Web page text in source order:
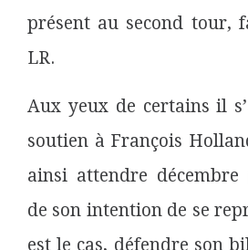
présent au second tour,
LR.
Aux yeux de certains il
soutien à François
ainsi attendre
de son intention de se
est le cas, défendre son